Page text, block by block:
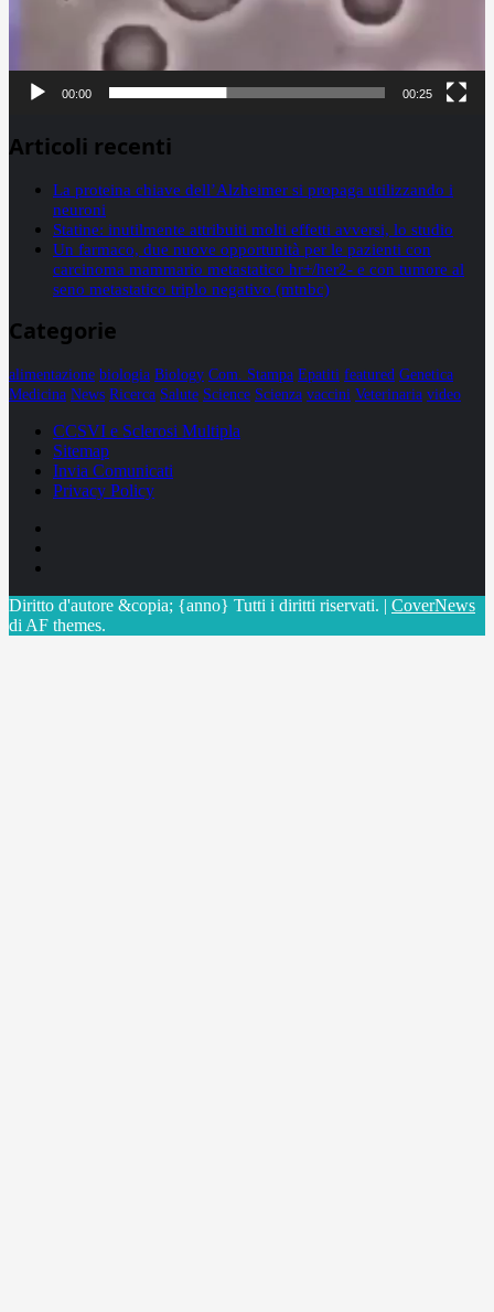
00:00 00:25
Articoli recenti
La proteina chiave dell’Alzheimer si propaga utilizzando i
neuroni
Statine: inutilmente attribuiti molti effetti avversi, lo studio
Un farmaco, due nuove opportunità per le pazienti con
carcinoma mammario metastatico hr+/her2- e con tumore al
seno metastatico triplo negativo (mtnbc)
Categorie
alimentazione biologia Biology Com. Stampa Epatiti featured Genetica
Medicina News Ricerca Salute Science Scienza vaccini Veterinaria video
CCSVI e Sclerosi Multipla
Sitemap
Invia Comunicati
Privacy Policy
Diritto d'autore &copia; {anno} Tutti i diritti riservati. | CoverNews
di AF themes.